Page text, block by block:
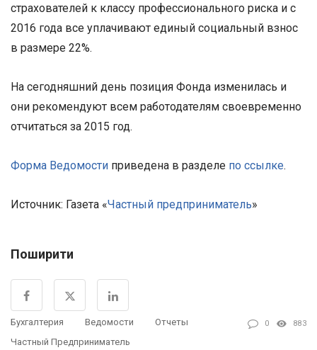
страхователей к классу профессионального риска и с
2016 года все уплачивают единый социальный взнос
в размере 22%.
На сегодняшний день позиция Фонда изменилась и
они рекомендуют всем работодателям своевременно
отчитаться за 2015 год.
Форма Ведомости приведена в разделе по ссылке.
Источник: Газета «Частный предприниматель»
Поширити
Бухгалтерия Ведомости
Отчеты
Частный Предприниматель
0 883